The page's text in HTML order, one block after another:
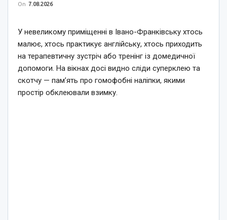
On 7.08.2026
У невеликому приміщенні в Івано-Франківську хтось
малює, хтось практикує англійську, хтось приходить
на терапевтичну зустріч або тренінг із домедичної
допомоги. На вікнах досі видно сліди суперклею та
скотчу — пам’ять про гомофобні наліпки, якими
простір обклеювали взимку.